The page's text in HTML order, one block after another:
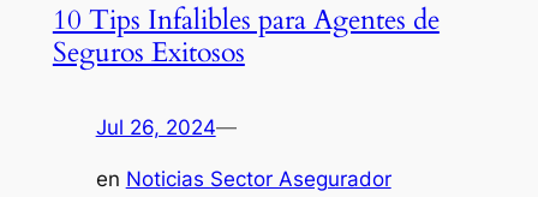
10 Tips Infalibles para Agentes de
Seguros Exitosos
Jul 26, 2024—
en Noticias Sector Asegurador